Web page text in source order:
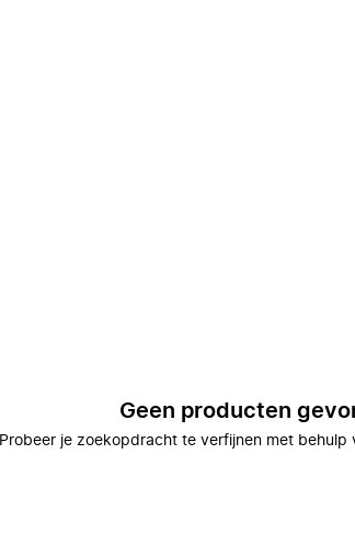
Geen producten
Probeer je zoekopdracht te verfijnen met behulp